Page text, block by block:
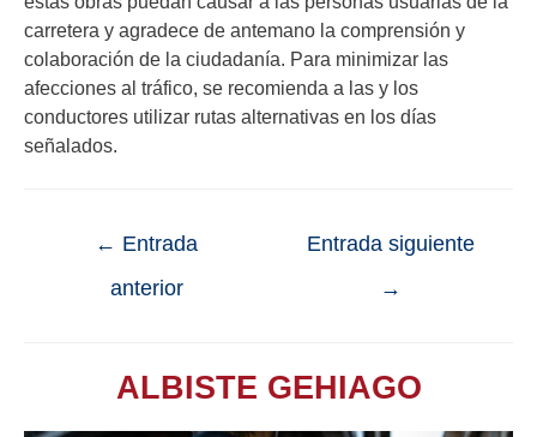
carretera y agradece de antemano la comprensión y
colaboración de la ciudadanía. Para minimizar las
afecciones al tráfico, se recomienda a las y los
conductores utilizar rutas alternativas en los días
señalados.
← Entrada
anterior
Entrada siguiente
→
ALBISTE GEHIAGO